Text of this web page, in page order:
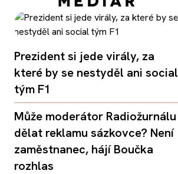
Prezident si jede virály, za
které by se nestyděl ani social
tým F1
Může moderátor Radiožurnálu
dělat reklamu sázkovce? Není
zaměstnanec, hájí Boučka
rozhlas